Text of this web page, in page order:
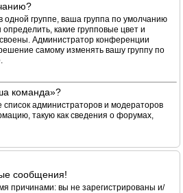
одной группе, ваша группа по умолчанию
какие групповые цвет и
Администратор конференции
самому изменять вашу группу по
команда»?
администраторов и модераторов
такую как сведения о форумах,
сообщения!
причинами: вы не зарегистрированы и/